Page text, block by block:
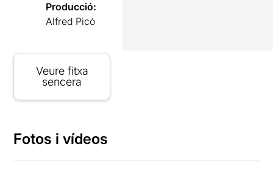
Producció:
Alfred Picó
Veure fitxa
sencera
Fotos i vídeos